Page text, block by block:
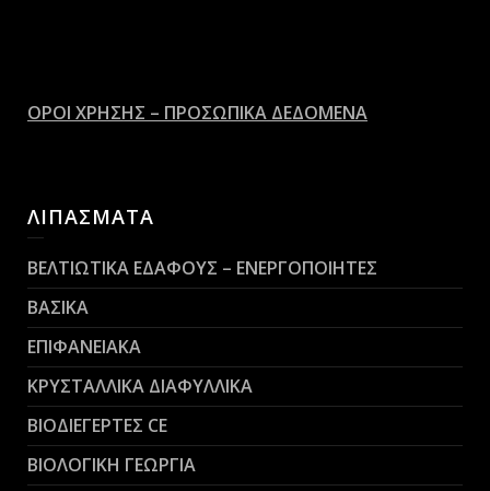
ΟΡΟΙ ΧΡΗΣΗΣ – ΠΡΟΣΩΠΙΚΑ ΔΕΔΟΜΕΝΑ
ΛΙΠΑΣΜΑΤΑ
ΒΕΛΤΙΩΤΙΚΑ ΕΔΑΦΟΥΣ – ΕΝΕΡΓΟΠΟΙΗΤΕΣ
ΒΑΣΙΚΑ
ΕΠΙΦΑΝΕΙΑΚΑ
ΚΡΥΣΤΑΛΛΙΚΑ ΔΙΑΦΥΛΛΙΚΑ
ΒΙΟΔΙΕΓΕΡΤΕΣ CE
ΒΙΟΛΟΓΙΚΗ ΓΕΩΡΓΙΑ